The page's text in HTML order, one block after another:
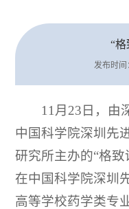
“格
发布时间
11月23日，由
中国科学院深圳先
研究所主办的“格
在中国科学院深圳
高等学校药学类专